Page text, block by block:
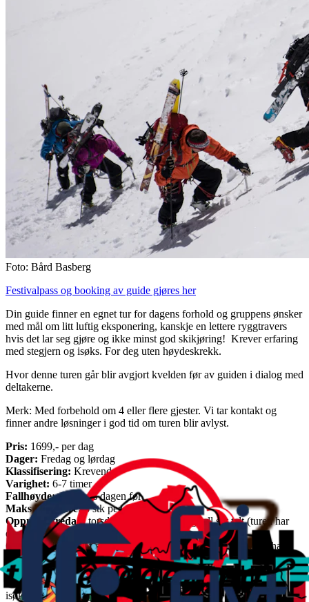
Foto: Bård Basberg
Festivalpass og booking av guide gjøres her
Din guide finner en egnet tur for dagens forhold og gruppens ønsker
med mål om litt luftig eksponering, kanskje en lettere ryggtravers
hvis det lar seg gjøre og ikke minst god skikjøring! Krever erfaring
med stegjern og isøks. For deg uten høydeskrekk.
Hvor denne turen går blir avgjort kvelden før av guiden i dialog med
deltakerne.
Merk: Med forbehold om 4 eller flere gjester. Vi tar kontakt og
finner andre løsninger i god tid om turen blir avlyst.
Pris: 1699,- per dag
Dager: Fredag og lørdag
Klassifisering: Krevende
Varighet: 6-7 timer
Fallhøyde:Avgjøres dagen før
Maks deltakere:6 stk per guide
Oppmøte fredag:torsdag kl. 20.00 i Breogfjell sitt telt (turen har
oppmøte kvelden før)
Oppmøte lørdag:fredag kl. 18.00 i Breogfjell sitt telt (turen har
oppmøte kvelden før)
Krav til utstyr:
Sender/mottaker, spade, søkestang, skarejern,
breutstyr (sele, 2 klemknuter, 1 slynge og 1 skruvkarbin), stegjern og
isøks.